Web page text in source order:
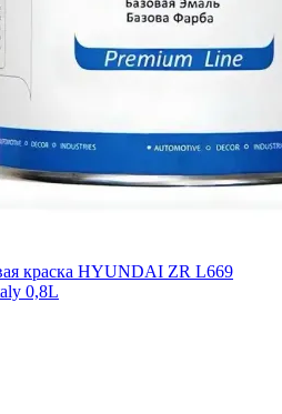
краска HYUNDAI ZR L669
0,8L